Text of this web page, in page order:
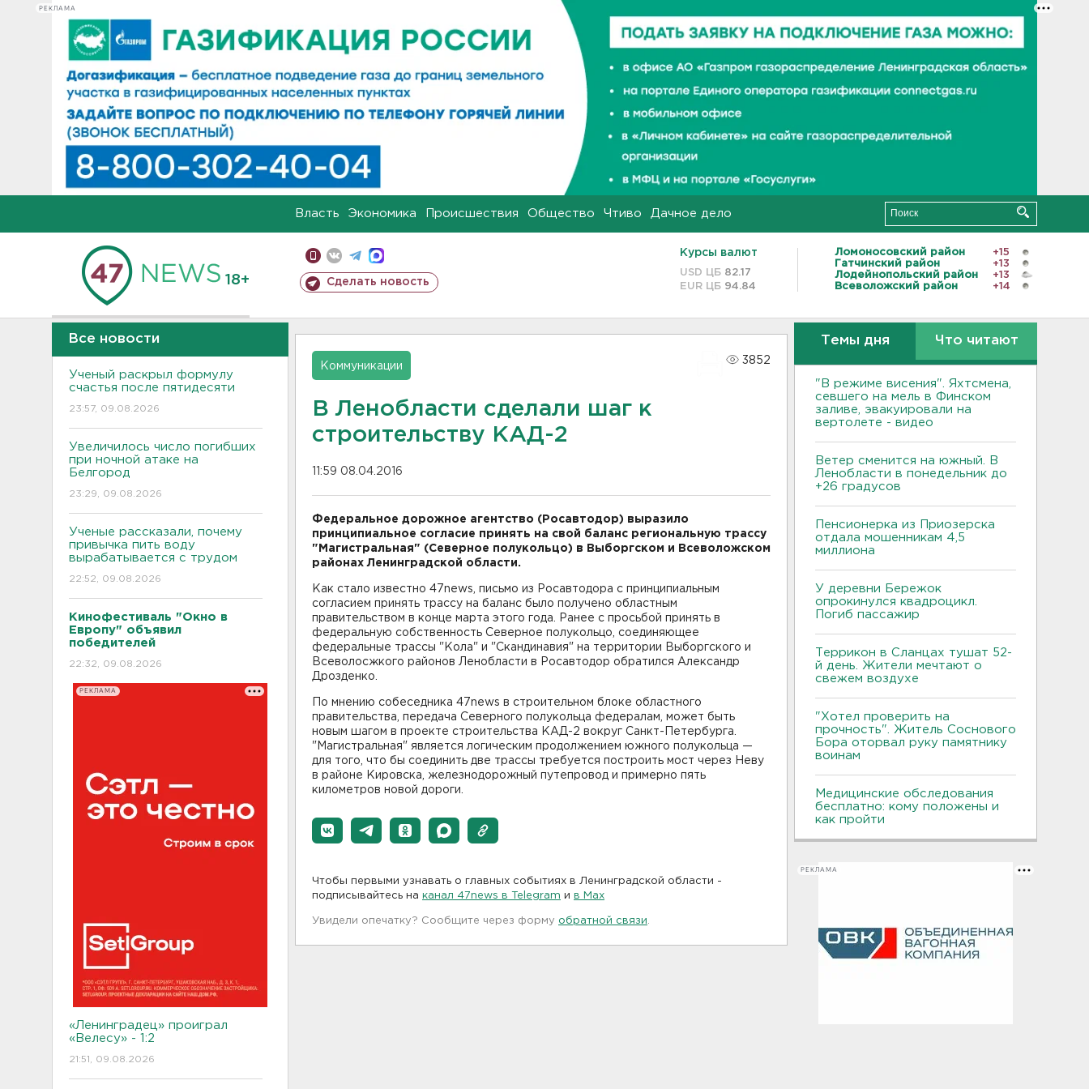
РЕКЛАМА
Власть Экономика Происшествия Общество Чтиво Дачное дело
18+ Сделать новость
Курсы валют
USD ЦБ 82.17
EUR ЦБ 94.84
Ломоносовский район
+15
Гатчинский район
+13
Лодейнопольский район
+13
Всеволожский район
+14
Все новости
Ученый раскрыл формулу
счастья после пятидесяти
23:57, 09.08.2026
Увеличилось число погибших
при ночной атаке на
Белгород
23:29, 09.08.2026
Ученые рассказали, почему
привычка пить воду
вырабатывается с трудом
22:52, 09.08.2026
Кинофестиваль "Окно в
Европу" объявил
победителей
22:32, 09.08.2026
РЕКЛАМА
«Ленинградец» проиграл
«Велесу» - 1:2
21:51, 09.08.2026
Коммуникации
3852
В Ленобласти сделали шаг к
строительству КАД-2
11:59 08.04.2016
Федеральное дорожное агентство (Росавтодор) выразило
принципиальное согласие принять на свой баланс региональную трассу
"Магистральная" (Северное полукольцо) в Выборгском и Всеволожском
районах Ленинградской области.
Как стало известно 47news, письмо из Росавтодора с принципиальным
согласием принять трассу на баланс было получено областным
правительством в конце марта этого года. Ранее с просьбой принять в
федеральную собственность Северное полукольцо, соединяющее
федеральные трассы "Кола" и "Скандинавия" на территории Выборгского и
Всеволосжкого районов Ленобласти в Росавтодор обратился Александр
Дрозденко.
По мнению собеседника 47news в строительном блоке областного
правительства, передача Северного полукольца федералам, может быть
новым шагом в проекте строительства КАД-2 вокруг Санкт-Петербурга.
"Магистральная" является логическим продолжением южного полукольца —
для того, что бы соединить две трассы требуется построить мост через Неву
в районе Кировска, железнодорожный путепровод и примерно пять
километров новой дороги.
Чтобы первыми узнавать о главных событиях в Ленинградской области -
подписывайтесь на канал 47news в Telegram и в Maх
Увидели опечатку? Сообщите через форму обратной связи
Темы дня Что читают
"В режиме висения". Яхтсмена,
севшего на мель в Финском
заливе, эвакуировали на
вертолете - видео
Ветер сменится на южный. В
Ленобласти в понедельник до
+26 градусов
Пенсионерка из Приозерска
отдала мошенникам 4,5
миллиона
У деревни Бережок
опрокинулся квадроцикл.
Погиб пассажир
Террикон в Сланцах тушат 52-
й день. Жители мечтают о
свежем воздухе
"Хотел проверить на
прочность". Житель Соснового
Бора оторвал руку памятнику
воинам
Медицинские обследования
бесплатно: кому положены и
как пройти
РЕКЛАМА